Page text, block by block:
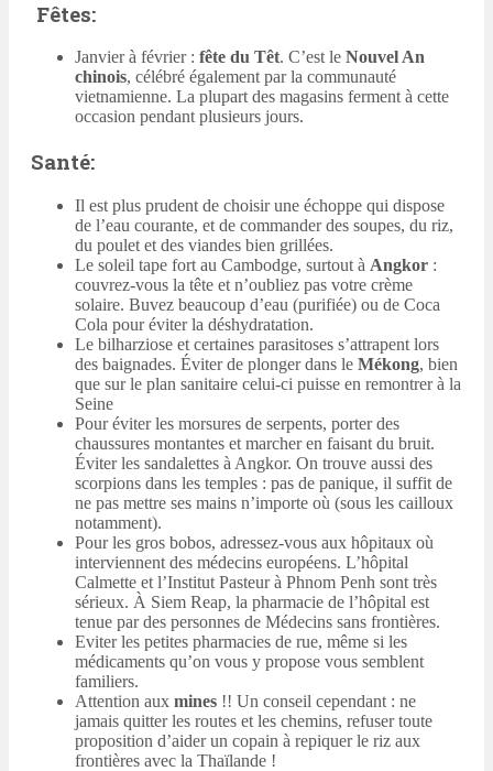
Fêtes:
Janvier à février : fête du Têt. C’est le Nouvel An
chinois, célébré également par la communauté
vietnamienne. La plupart des magasins ferment à cette
occasion pendant plusieurs jours.
Santé:
Il est plus prudent de choisir une échoppe qui dispose
de l’eau courante, et de commander des soupes, du riz,
du poulet et des viandes bien grillées.
Le soleil tape fort au Cambodge, surtout à Angkor :
couvrez-vous la tête et n’oubliez pas votre crème
solaire. Buvez beaucoup d’eau (purifiée) ou de Coca
Cola pour éviter la déshydratation.
Le bilharziose et certaines parasitoses s’attrapent lors
des baignades. Éviter de plonger dans le Mékong, bien
que sur le plan sanitaire celui-ci puisse en remontrer à la
Seine
Pour éviter les morsures de serpents, porter des
chaussures montantes et marcher en faisant du bruit.
Éviter les sandalettes à Angkor. On trouve aussi des
scorpions dans les temples : pas de panique, il suffit de
ne pas mettre ses mains n’importe où (sous les cailloux
notamment).
Pour les gros bobos, adressez-vous aux hôpitaux où
interviennent des médecins européens. L’hôpital
Calmette et l’Institut Pasteur à Phnom Penh sont très
sérieux. À Siem Reap, la pharmacie de l’hôpital est
tenue par des personnes de Médecins sans frontières.
Eviter les petites pharmacies de rue, même si les
médicaments qu’on vous y propose vous semblent
familiers.
Attention aux mines !! Un conseil cependant : ne
jamais quitter les routes et les chemins, refuser toute
proposition d’aider un copain à repiquer le riz aux
frontières avec la Thaïlande !